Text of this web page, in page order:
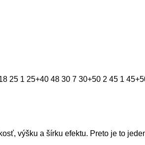
25 1 25+40 48 30 7 30+50 2 45 1
výšku a šírku efektu. Preto je to